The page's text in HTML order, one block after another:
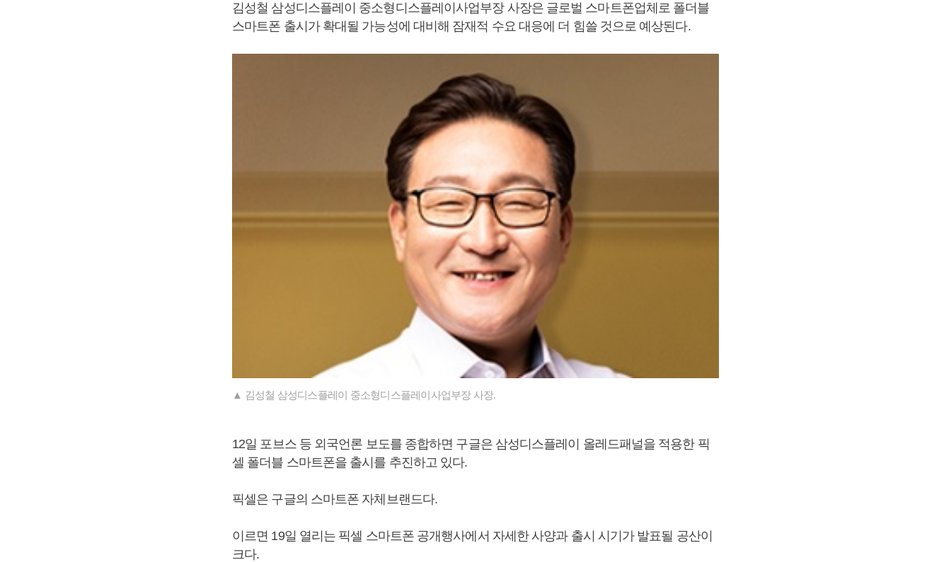
김성철 삼성디스플레이 중소형디스플레이사업부장 사장은 글로벌 스마트폰업체로 폴더블
스마트폰 출시가 확대될 가능성에 대비해 잠재적 수요 대응에 더 힘쓸 것으로 예상된다.
▲ 김성철 삼성디스플레이 중소형디스플레이사업부장 사장.
12일 포브스 등 외국언론 보도를 종합하면 구글은 삼성디스플레이 올레드패널을 적용한 픽
셀 폴더블 스마트폰을 출시를 추진하고 있다.
픽셀은 구글의 스마트폰 자체브랜드다.
이르면 19일 열리는 픽셀 스마트폰 공개행사에서 자세한 사양과 출시 시기가 발표될 공산이
크다.